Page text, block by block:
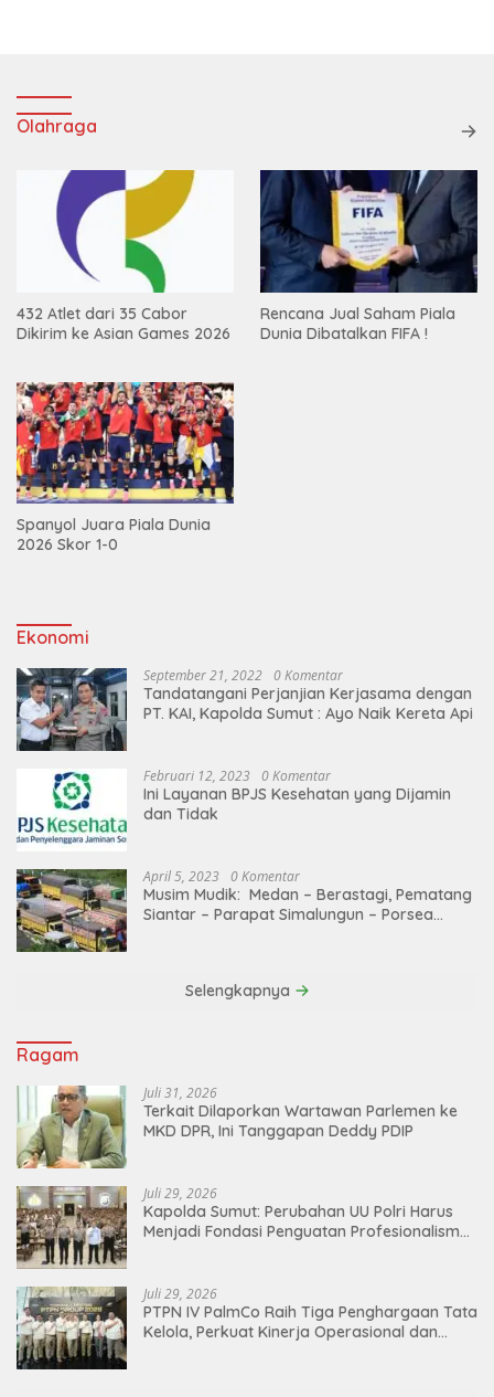
Olahraga
432 Atlet dari 35 Cabor
Dikirim ke Asian Games 2026
Rencana Jual Saham Piala
Dunia Dibatalkan FIFA !
Spanyol Juara Piala Dunia
2026 Skor 1-0
Ekonomi
September 21, 2022 0 Komentar
Tandatangani Perjanjian Kerjasama dengan
PT. KAI, Kapolda Sumut : Ayo Naik Kereta Api
Februari 12, 2023 0 Komentar
Ini Layanan BPJS Kesehatan yang Dijamin
dan Tidak
April 5, 2023 0 Komentar
Musim Mudik: Medan – Berastagi, Pematang
Siantar – Parapat Simalungun – Porsea
Selengkapnya
Ragam
Juli 31, 2026
Terkait Dilaporkan Wartawan Parlemen ke
MKD DPR, Ini Tanggapan Deddy PDIP
Juli 29, 2026
Kapolda Sumut: Perubahan UU Polri Harus
Menjadi Fondasi Penguatan Profesionalisme
Juli 29, 2026
PTPN IV PalmCo Raih Tiga Penghargaan Tata
Kelola, Perkuat Kinerja Operasional dan